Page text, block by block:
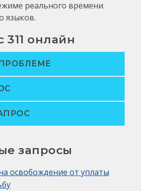
реального времени.
языков.
311 онлайн
запросы
освобождение от уплаты